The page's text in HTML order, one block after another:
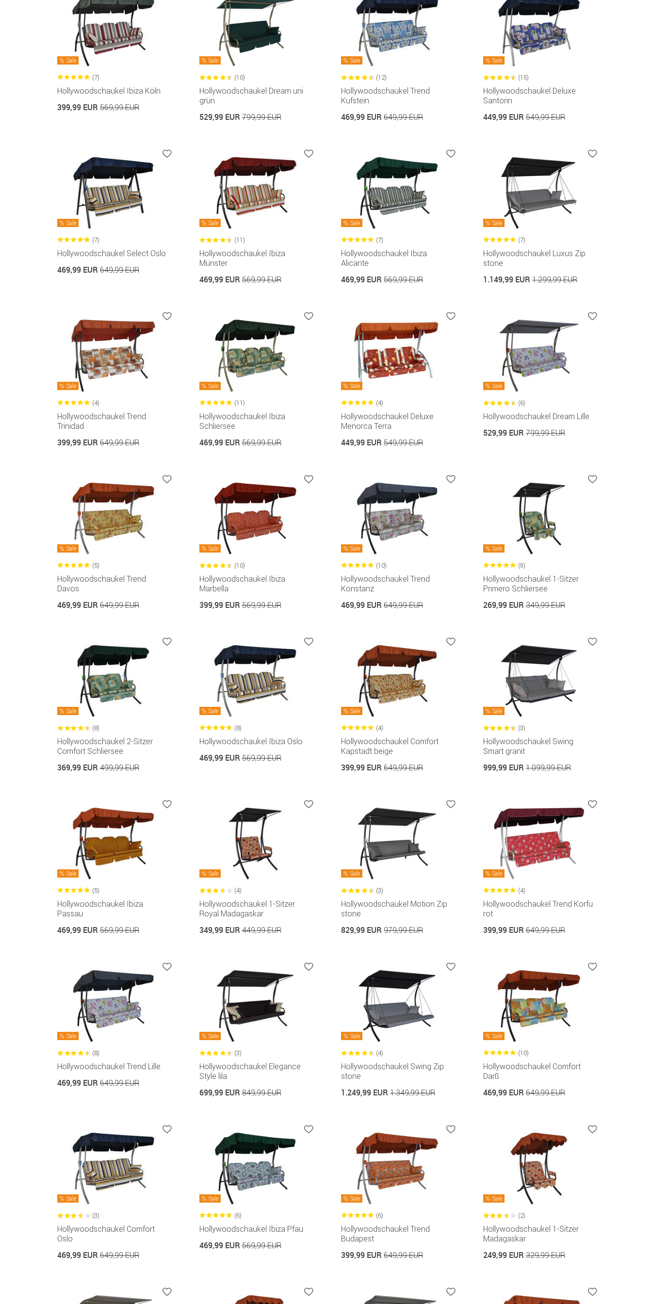
Sale
(7)
Hollywoodschaukel Ibiza Köln
399,99 EUR 569,99 EUR
Sale
(10)
Hollywoodschaukel Dream uni
grün
529,99 EUR799,99 EUR
Sale
(12)
Hollywoodschaukel Trend
Kufstein
469,99 EUR 649,99 EUR
Sale
(15)
Hollywoodschaukel Deluxe
Santorin
449,99 EUR549,99 EUR
Sale
(7)
Hollywoodschaukel Select Oslo
469,99 EUR 649,99 EUR
Sale
(11)
Hollywoodschaukel Ibiza
Münster
469,99 EUR569,99 EUR
Sale
(7)
Hollywoodschaukel Ibiza
Alicante
469,99 EUR 569,99 EUR
Sale
(7)
Hollywoodschaukel Luxus Zip
stone
1.149,99 EUR1.299,99 EUR
Sale
(4)
Hollywoodschaukel Trend
Trinidad
399,99 EUR 649,99 EUR
Sale
(11)
Hollywoodschaukel Ibiza
Schliersee
469,99 EUR569,99 EUR
Sale
(4)
Hollywoodschaukel Deluxe
Menorca Terra
449,99 EUR 549,99 EUR
Sale
(6)
Hollywoodschaukel Dream Lille
529,99 EUR799,99 EUR
Sale
(5)
Hollywoodschaukel Trend
Davos
469,99 EUR 649,99 EUR
Sale
(10)
Hollywoodschaukel Ibiza
Marbella
399,99 EUR569,99 EUR
Sale
(10)
Hollywoodschaukel Trend
Konstanz
469,99 EUR 649,99 EUR
Sale
(9)
Hollywoodschaukel 1-Sitzer
Primero Schliersee
269,99 EUR349,99 EUR
Sale
(8)
Hollywoodschaukel 2-Sitzer
Comfort Schliersee
369,99 EUR 499,99 EUR
Sale
(8)
Hollywoodschaukel Ibiza Oslo
469,99 EUR569,99 EUR
Sale
(4)
Hollywoodschaukel Comfort
Kapstadt beige
399,99 EUR 649,99 EUR
Sale
(3)
Hollywoodschaukel Swing
Smart granit
999,99 EUR1.099,99 EUR
Sale
(5)
Hollywoodschaukel Ibiza
Passau
469,99 EUR 569,99 EUR
Sale
(4)
Hollywoodschaukel 1-Sitzer
Royal Madagaskar
349,99 EUR449,99 EUR
Sale
(3)
Hollywoodschaukel Motion Zip
stone
829,99 EUR 979,99 EUR
Sale
(4)
Hollywoodschaukel Trend Korfu
rot
399,99 EUR649,99 EUR
Sale
(8)
Hollywoodschaukel Trend Lille
469,99 EUR 649,99 EUR
Sale
(3)
Hollywoodschaukel Elegance
Style lila
699,99 EUR849,99 EUR
Sale
(4)
Hollywoodschaukel Swing Zip
stone
1.249,99 EUR 1.349,99 EUR
Sale
(10)
Hollywoodschaukel Comfort
Darß
469,99 EUR649,99 EUR
Sale
(3)
Hollywoodschaukel Comfort
Oslo
469,99 EUR 649,99 EUR
Sale
(6)
Hollywoodschaukel Ibiza Pfau
469,99 EUR569,99 EUR
Sale
(6)
Hollywoodschaukel Trend
Budapest
399,99 EUR 649,99 EUR
Sale
(2)
Hollywoodschaukel 1-Sitzer
Madagaskar
249,99 EUR329,99 EUR